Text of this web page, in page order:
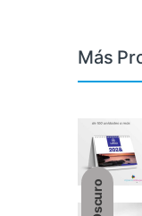
Oscuro
Más